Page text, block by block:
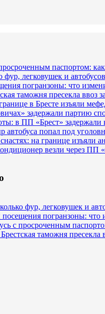
паспортом:
фур, легковушек и
погранзоны: что
таможня пресекла ввоз
в Бресте изъяли
задержали партию
в ПП «Брест» задержали
автобуса попал под
на границе изъяли
везли через ПП
фур, легковушек и
погранзоны: что
с просроченным
таможня